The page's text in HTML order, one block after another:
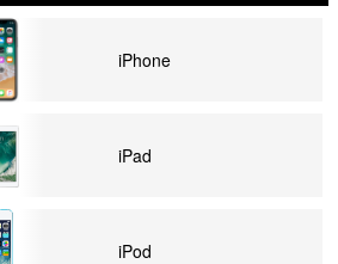
iPhone
iPad
iPod